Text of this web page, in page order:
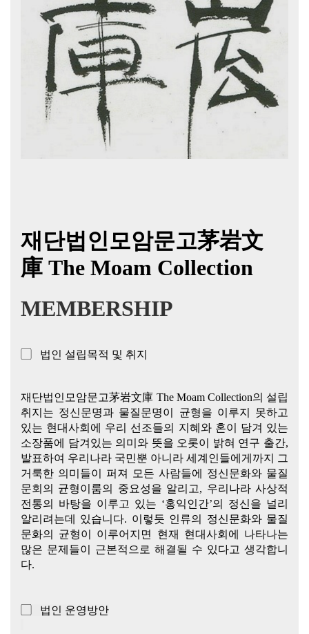
재단법인모암문고茅岩文
庫 The Moam Collection
MEMBERSHIP
▢ 법인 설립목적 및 취지
재단법인모암문고茅岩文庫 The Moam Collection의 설립
취지는 정신문명과 물질문명이 균형을 이루지 못하고
있는 현대사회에 우리 선조들의 지혜와 혼이 담겨 있는
소장품에 담겨있는 의미와 뜻을 오롯이 밝혀 연구 출간,
발표하여 우리나라 국민뿐 아니라 세계인들에게까지 그
거룩한 의미들이 퍼져 모든 사람들에 정신문화와 물질
문회의 균형이룸의 중요성을 알리고, 우리나라 사상적
전통의 바탕을 이루고 있는 ‘홍익인간’의 정신을 널리
알리려는데 있습니다. 이렇듯 인류의 정신문화와 물질
문화의 균형이 이루어지면 현재 현대사회에 나타나는
많은 문제들이 근본적으로 해결될 수 있다고 생각합니
다.
▢ 법인 운영방안